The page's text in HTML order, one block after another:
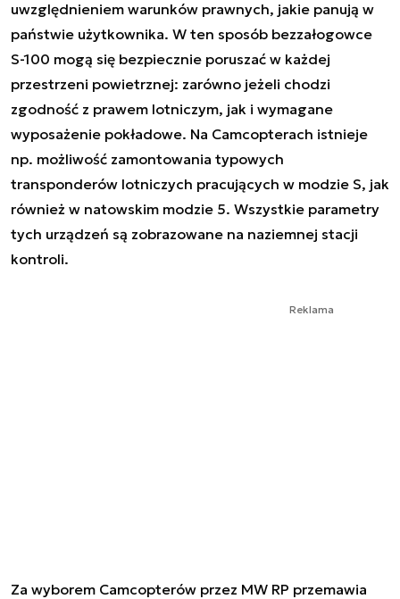
uwzględnieniem warunków prawnych, jakie panują w
państwie użytkownika. W ten sposób bezzałogowce
S-100 mogą się bezpiecznie poruszać w każdej
przestrzeni powietrznej: zarówno jeżeli chodzi
zgodność z prawem lotniczym, jak i wymagane
wyposażenie pokładowe. Na Camcopterach istnieje
np. możliwość zamontowania typowych
transponderów lotniczych pracujących w modzie S, jak
również w natowskim modzie 5. Wszystkie parametry
tych urządzeń są zobrazowane na naziemnej stacji
kontroli.
Reklama
Za wyborem Camcopterów przez MW RP przemawia